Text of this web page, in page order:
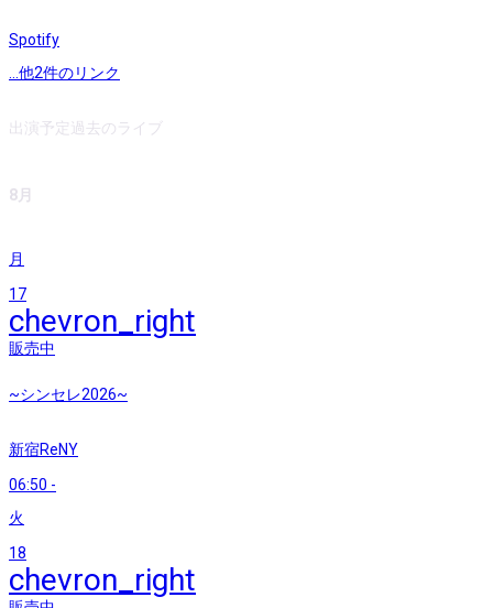
Spotify
...他2件のリンク
出演予定 過去のライブ
8月
月
17
chevron_right
販売中
~シンセレ2026~
新宿ReNY
06:50 -
火
18
chevron_right